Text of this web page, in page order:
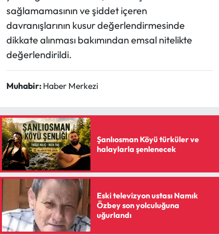
sağlamamasının ve şiddet içeren
davranışlarının kusur değerlendirmesinde
dikkate alınması bakımından emsal nitelikte
değerlendirildi.
Muhabir: Haber Merkezi
Şanlıosman Köyü türküler ve
halaylarla şenlenecek
Eski televizyon ustası Namık
Özbey son yolculuğuna
uğurlandı